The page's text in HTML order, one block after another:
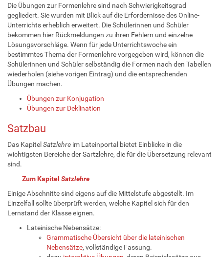
Die Übungen zur Formenlehre sind nach Schwierigkeitsgrad
gegliedert. Sie wurden mit Blick auf die Erfordernisse des Online-
Unterrichts erheblich erweitert. Die Schülerinnen und Schüler
bekommen hier Rückmeldungen zu ihren Fehlern und einzelne
Lösungsvorschläge. Wenn für jede Unterrichtswoche ein
bestimmtes Thema der Formenlehre vorgegeben wird, können die
Schülerinnen und Schüler selbständig die Formen nach den Tabellen
wiederholen (siehe vorigen Eintrag) und die entsprechenden
Übungen machen.
Übungen zur Konjugation
Übungen zur Deklination
Satzbau
Das Kapitel Satzlehre im Lateinportal bietet Einblicke in die
wichtigsten Bereiche der Sartzlehre, die für die Übersetzung relevant
sind.
Zum Kapitel Satzlehre
Einige Abschnitte sind eigens auf die Mittelstufe abgestellt. Im
Einzelfall sollte überprüft werden, welche Kapitel sich für den
Lernstand der Klasse eignen.
Lateinische Nebensätze:
Grammatische Übersicht über die lateinischen
Nebensätze, vollständige Fassung.